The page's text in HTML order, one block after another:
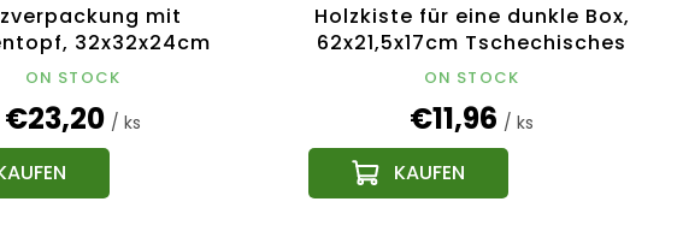
mit
32x32x24cm
Produkt
ON STOCK
€23,20 / ks
Holzkiste für eine dunkle Box,
62x21,5x17cm Tschechisches
Produkt
ON STOCK
€11,96 / ks